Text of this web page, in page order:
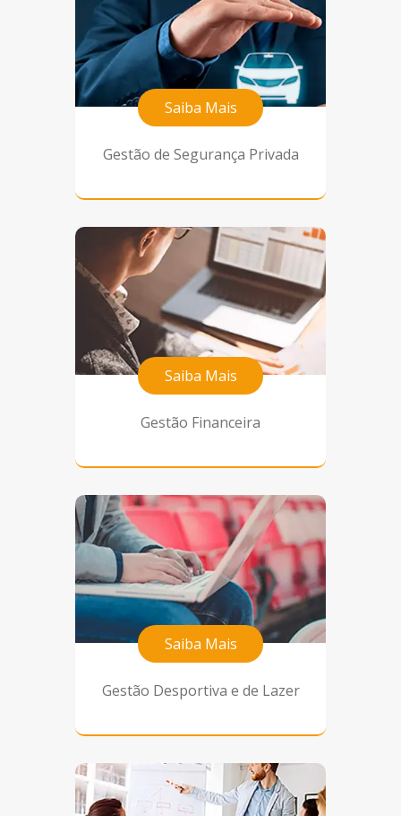
Saiba Mais
Gestão de Segurança Privada
Saiba Mais
Gestão Financeira
Saiba Mais
Gestão Desportiva e de Lazer